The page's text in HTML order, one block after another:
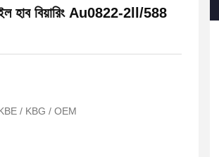
হাব বিয়ারিং Au0822-2ll/588
/ KBG / OEM